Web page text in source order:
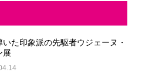
いた印象派の先駆者ウジェーヌ・
展